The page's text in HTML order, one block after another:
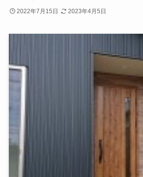
2022年7月15日 2023年4月5日